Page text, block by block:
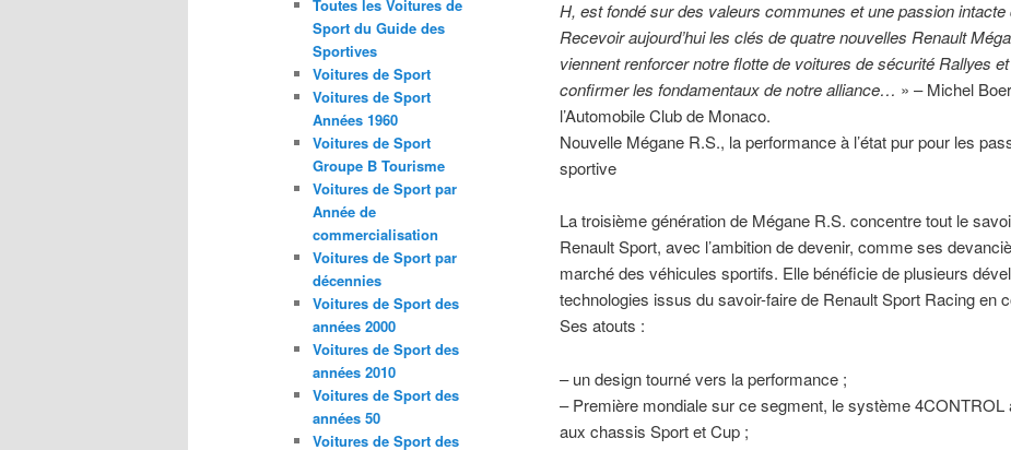
H, est fondé sur des valeurs communes et une passion intacte
Recevoir aujourd’hui les clés de quatre nouvelles Renault
viennent renforcer notre flotte de voitures de sécurité Rallyes
confirmer les fondamentaux de notre alliance… » – Michel
l’Automobile Club de Monaco.
Nouvelle Mégane R.S., la performance à l’état pur pour les
sportive
La troisième génération de Mégane R.S. concentre tout le
Renault Sport, avec l’ambition de devenir, comme ses
marché des véhicules sportifs. Elle bénéficie de plusieurs
technologies issus du savoir-faire de Renault Sport Racing en
Ses atouts :
– un design tourné vers la performance ;
– Première mondiale sur ce segment, le système 4CONTROL
aux chassis Sport et Cup ;
Toutes les Voitures de
Sport du Guide des
Sportives
Voitures de Sport
Voitures de Sport
Années 1960
Voitures de Sport
Groupe B Tourisme
Voitures de Sport par
Année de
commercialisation
Voitures de Sport par
décennies
Voitures de Sport des
années 2000
Voitures de Sport des
années 2010
Voitures de Sport des
années 50
Voitures de Sport des